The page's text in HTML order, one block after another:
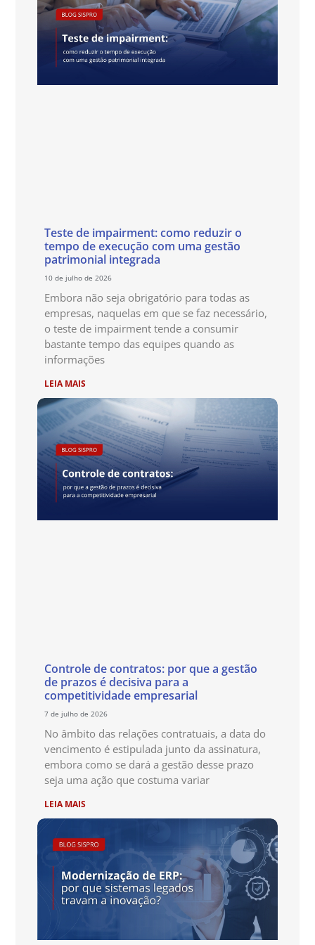
Teste de impairment: como reduzir o
tempo de execução com uma gestão
patrimonial integrada
10 de julho de 2026
Embora não seja obrigatório para todas as
empresas, naquelas em que se faz necessário,
o teste de impairment tende a consumir
bastante tempo das equipes quando as
informações
LEIA MAIS
Controle de contratos: por que a gestão
de prazos é decisiva para a
competitividade empresarial
7 de julho de 2026
No âmbito das relações contratuais, a data do
vencimento é estipulada junto da assinatura,
embora como se dará a gestão desse prazo
seja uma ação que costuma variar
LEIA MAIS